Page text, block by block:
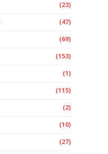
(23)
(47)
(69)
(153)
(1)
(115)
(2)
(10)
(27)